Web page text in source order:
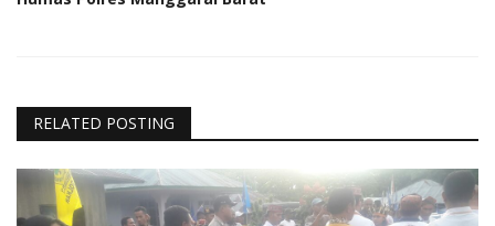
RELATED POSTING